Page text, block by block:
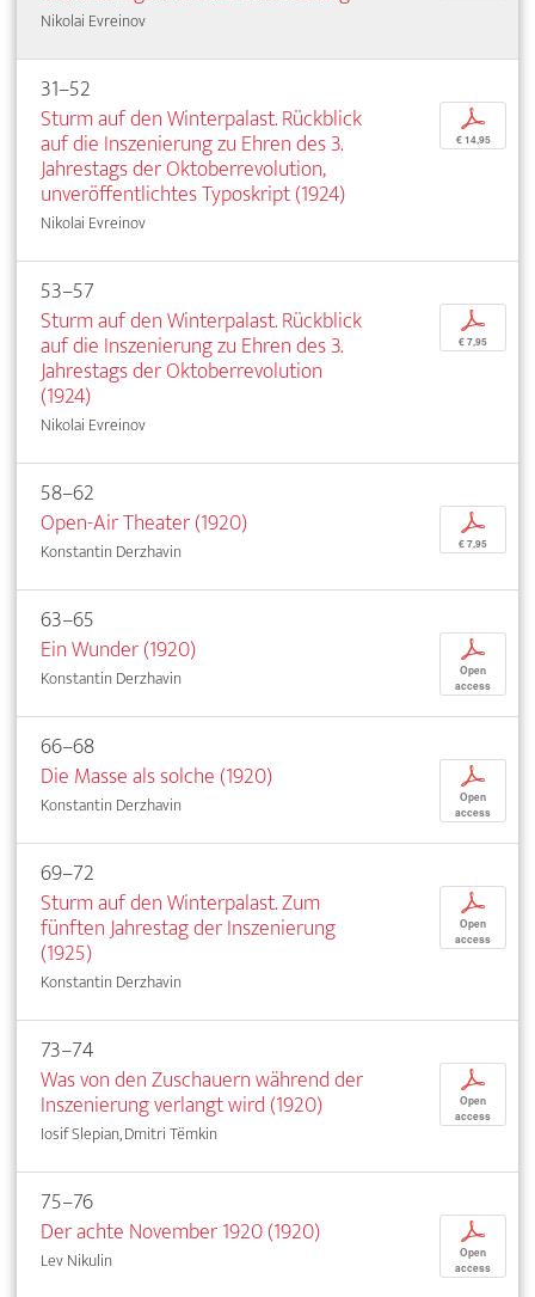
Nikolai Evreinov
31–52
Sturm auf den Winterpalast. Rückblick
auf die Inszenierung zu Ehren des 3.
Jahrestags der Oktoberrevolution,
unveröffentlichtes Typoskript (1924)
Nikolai Evreinov
p
€ 14,95
53–57
Sturm auf den Winterpalast. Rückblick
auf die Inszenierung zu Ehren des 3.
Jahrestags der Oktoberrevolution
(1924)
Nikolai Evreinov
p
€ 7,95
58–62
Open-Air Theater (1920)
Konstantin Derzhavin
p
€ 7,95
63–65
Ein Wunder (1920)
Konstantin Derzhavin
p
Open
access
66–68
Die Masse als solche (1920)
Konstantin Derzhavin
p
Open
access
69–72
Sturm auf den Winterpalast. Zum
fünften Jahrestag der Inszenierung
(1925)
Konstantin Derzhavin
p
Open
access
73–74
Was von den Zuschauern während der
Inszenierung verlangt wird (1920)
Iosif Slepian, Dmitri Tëmkin
p
Open
access
75–76
Der achte November 1920 (1920)
Lev Nikulin
p
Open
access